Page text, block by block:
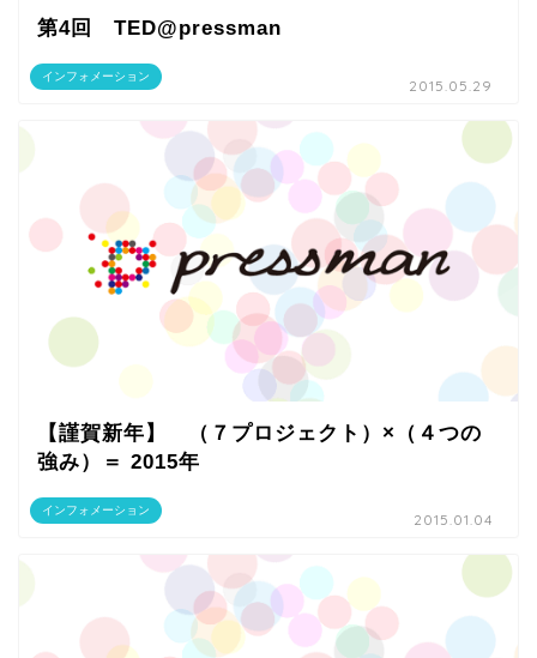
インフォメーション
第4回 TED@pressman
2015.05.29
インフォメーション
【謹賀新年】 （７プロジェクト）×（４つの
強み）＝ 2015年
2015.01.04